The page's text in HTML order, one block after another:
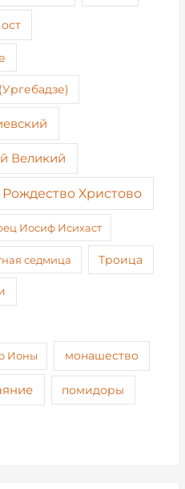
Великий
Рождество Христово
Иосиф Исихаст
седмица Троица
Ионы монашество
помидоры